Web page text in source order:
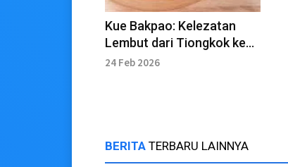
Kue Bakpao: Kelezatan
Lembut dari Tiongkok ke
Indonesia
24 Feb 2026
BERITA TERBARU LAINNYA